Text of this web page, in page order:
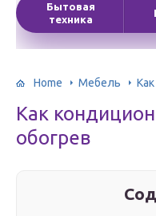
Бытовая
техника
Home Мебель
Как
обогрев